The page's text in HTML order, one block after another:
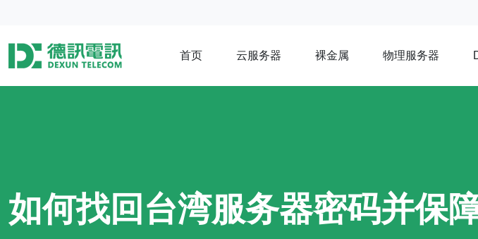
首页 云服务器 裸金属 物理服务器
如何找回台湾服务器密码并保